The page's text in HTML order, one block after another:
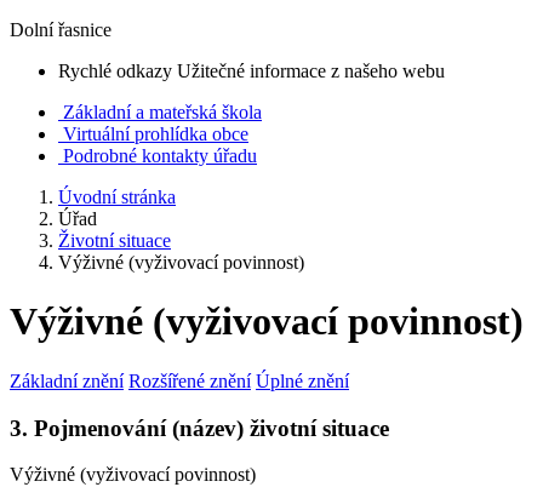
Dolní řasnice
Rychlé odkazy Užitečné informace z našeho webu
Základní a mateřská škola
Virtuální prohlídka obce
Podrobné kontakty úřadu
Úvodní stránka
Úřad
Životní situace
Výživné (vyživovací povinnost)
Výživné (vyživovací povinnost)
Základní znění Rozšířené znění Úplné znění
3. Pojmenování (název) životní situace
Výživné (vyživovací povinnost)